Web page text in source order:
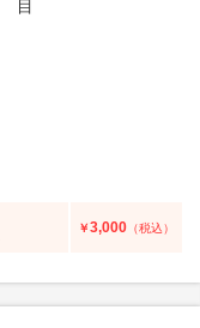
￥3,000 （税込）